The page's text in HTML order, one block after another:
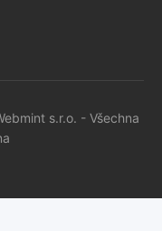
s.r.o. - Všechna